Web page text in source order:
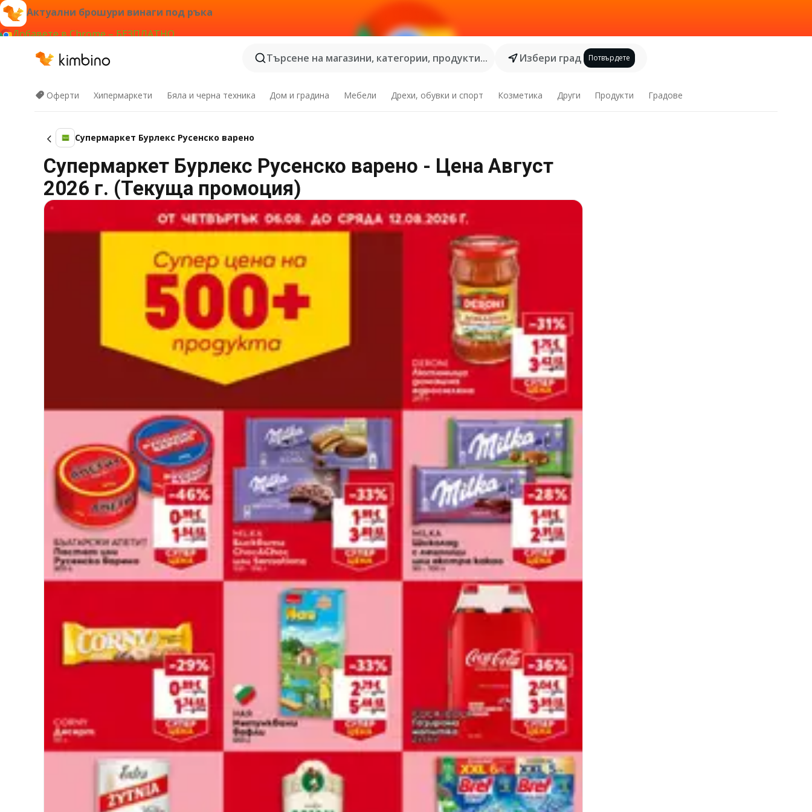
Актуални брошури винаги под ръка
Добавете в Chrome – БЕЗПЛАТНО
Търсене на магазини, категории, продукти...
Избери град Потвърдете
Оферти Хипермаркети Бяла и черна техника Дом и градина Мебели Дрехи, обувки и спорт Козметика Други Продукти Градове
Супермаркет Бурлекс Русенско варено
Супермаркет Бурлекс Русенско варено - Цена Август
2026 г. (Текуща промоция)